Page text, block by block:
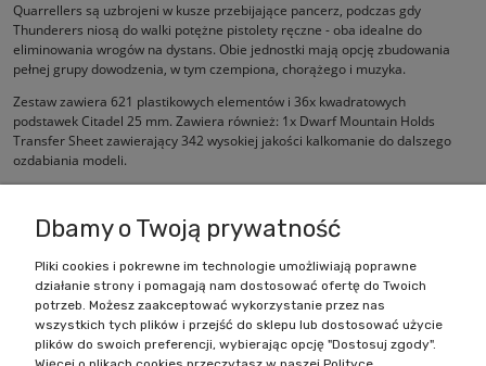
Quarrellers są uzbrojeni w kusze przebijające pancerz, podczas gdy
Thunderers niosą do walki potężne pistolety ręczne - oba idealne do
eliminowania wrogów na dystans. Obie jednostki mają opcję zbudowania
pełnej grupy dowodzenia, w tym czempiona, chorążego i muzyka.
Zestaw zawiera 621 plastikowych elementów i 36x kwadratowych
podstawek Citadel 25 mm. Zawiera również: 1x Dwarf Mountain Holds
Transfer Sheet zawierający 342 wysokiej jakości kalkomanie do dalszego
ozdabiania modeli.
Zakupy
Pomoc
Dbamy o Twoją prywatność
Pliki cookies i pokrewne im technologie umożliwiają poprawne
działanie strony i pomagają nam dostosować ofertę do Twoich
potrzeb. Możesz zaakceptować wykorzystanie przez nas
wszystkich tych plików i przejść do sklepu lub dostosować użycie
plików do swoich preferencji, wybierając opcję "Dostosuj zgody".